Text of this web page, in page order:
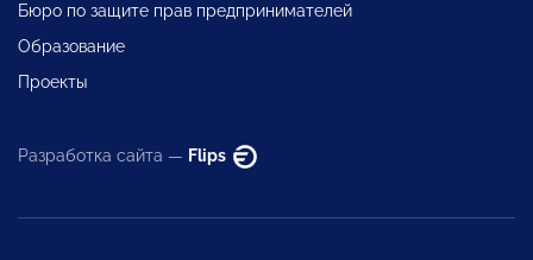
Бюро по защите прав предпринимателей
Образование
Проекты
Разработка сайта — Flips